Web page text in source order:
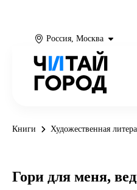
Россия, Москва
Книги Художественная
Гори для меня,